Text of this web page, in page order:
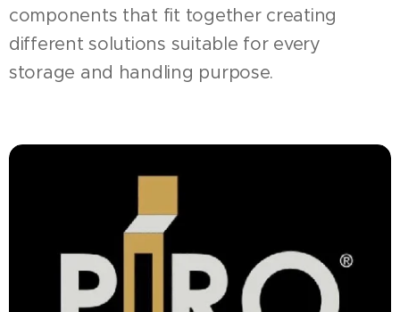
components that fit together creating
different solutions suitable for every
storage and handling purpose.